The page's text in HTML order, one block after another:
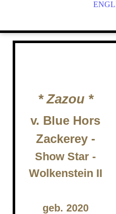
KIARA -
* Zazou *
v. Blue Hors
Zackerey -
Show Star -
Wolkenstein II
geb. 2020